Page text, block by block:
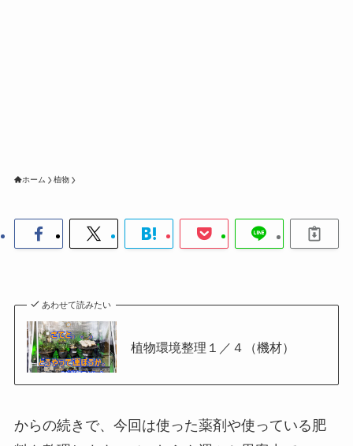
ホーム 植物
あわせて読みたい
植物環境整理１／４（機材）
からの続きで、今回は使った薬剤や使っている肥